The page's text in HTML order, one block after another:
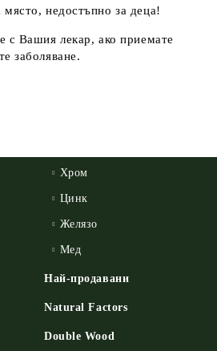
недостъпно за деца!
с Вашия лекар, ако приемате
заболяване.
Хром
Цинк
Желязо
Мед
Най-продавани
Natural Factors
Double Wood